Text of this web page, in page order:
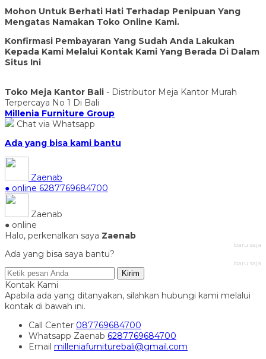
Mohon Untuk Berhati Hati Terhadap Penipuan Yang
Mengatas Namakan Toko Online Kami.
Konfirmasi Pembayaran Yang Sudah Anda Lakukan
Kepada Kami Melalui Kontak Kami Yang Berada Di Dalam
Situs Ini
Toko Meja Kantor Bali - Distributor Meja Kantor Murah
Terpercaya No 1 Di Bali
Millenia Furniture Group
Chat via Whatsapp
Ada yang bisa kami bantu
Zaenab
● online 6287769684700
Zaenab
● online
Halo, perkenalkan saya Zaenab
baru saja
Ada yang bisa saya bantu?
baru saja
Kirim
Kontak Kami
Apabila ada yang ditanyakan, silahkan hubungi kami melalui
kontak di bawah ini.
Call Center 087769684700
Whatsapp Zaenab 6287769684700
Email milleniafurniturebali@gmail.com